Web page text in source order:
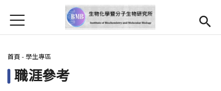
首頁
最新消息
本所簡介
師資
Jump to Navigation
Jump to Main content
您在這裡
首頁 - 學生專區
職涯參考